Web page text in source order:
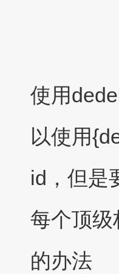
使用
以使用
id，但是
每个顶级
的办法